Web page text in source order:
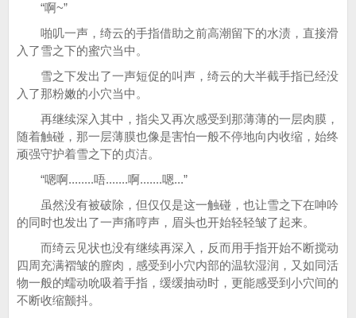
“啊~”
啪叽一声，绮云的手指借助之前高潮留下的水渍，直接滑
入了雪之下的蜜穴当中。
雪之下发出了一声短促的叫声，绮云的大半截手指已经没
入了那粉嫩的小穴当中。
再继续深入其中，指尖又再次感受到那薄薄的一层肉膜，
随着触碰，那一层薄膜也像是害怕一般不停地向内收缩，始终
顽强守护着雪之下的贞洁。
“嗯啊........唔.......啊.......嗯...”
虽然没有被破除，但仅仅是这一触碰，也让雪之下在呻吟
的同时也发出了一声痛哼声，眉头也开始轻轻皱了起来。
而绮云见状也没有继续再深入，反而用手指开始不断搅动
四周充满褶皱的膣肉，感受到小穴内部的温软湿润，又如同活
物一般的蠕动吮吸着手指，缓缓抽动时，更能感受到小穴间的
不断收缩颤抖。